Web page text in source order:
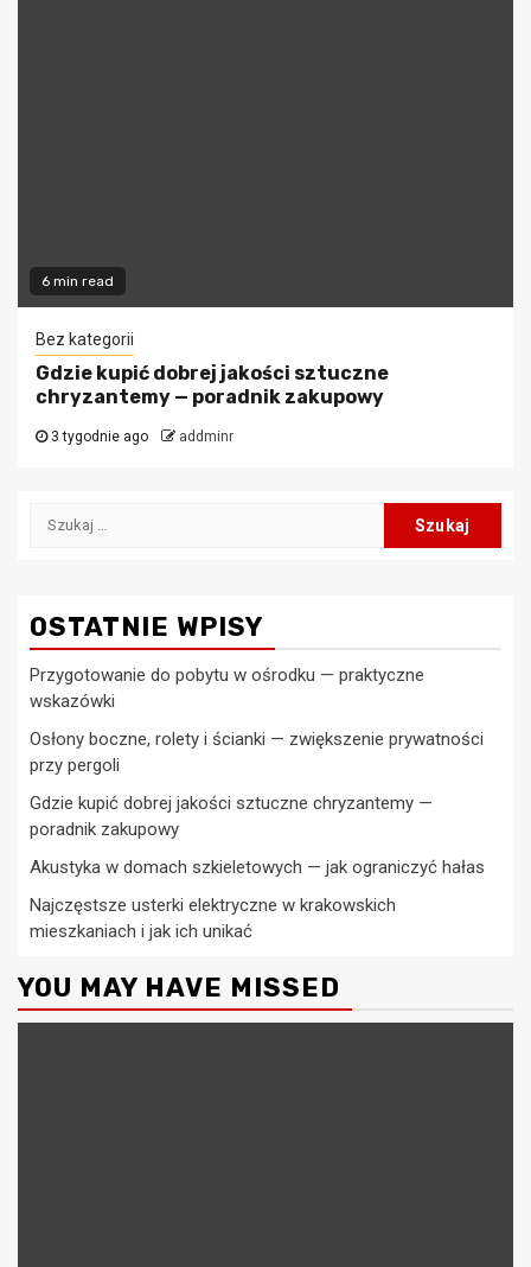
6 min read
Bez kategorii
Gdzie kupić dobrej jakości sztuczne
chryzantemy — poradnik zakupowy
3 tygodnie ago addminr
Szukaj:
OSTATNIE WPISY
Przygotowanie do pobytu w ośrodku — praktyczne
wskazówki
Osłony boczne, rolety i ścianki — zwiększenie prywatności
przy pergoli
Gdzie kupić dobrej jakości sztuczne chryzantemy —
poradnik zakupowy
Akustyka w domach szkieletowych — jak ograniczyć hałas
Najczęstsze usterki elektryczne w krakowskich
mieszkaniach i jak ich unikać
YOU MAY HAVE MISSED